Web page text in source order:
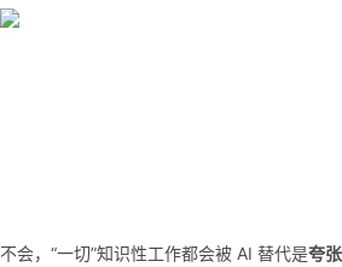
不会，“一切”知识性工作都会被 AI 替代是夸